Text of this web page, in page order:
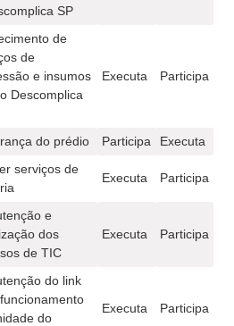
SP
de
de
e insumos
Descomplica
Executa Participa
do prédio Participa Executa
serviços de
Executa Participa
e
dos
de TIC
Executa Participa
do link
do
Executa Participa